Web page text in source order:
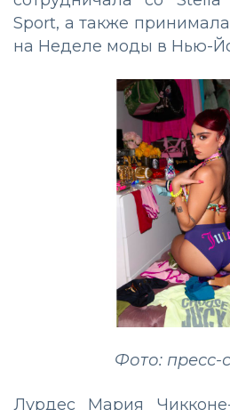
Sport, а также принимала
на Неделе моды в Нью-
Фото: пресс-
Лурдес Мария